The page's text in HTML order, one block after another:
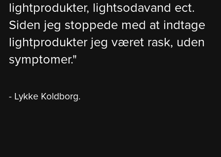
lightprodukter, lightsodavand ect.
Siden jeg stoppede med at indtage
lightprodukter jeg været rask, uden
symptomer."
- Lykke Koldborg.